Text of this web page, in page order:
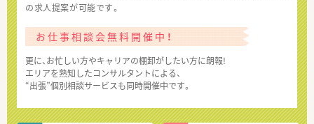
の求人提案が可能です。
お仕事相談会無料開催中！
更に、お忙しい方やキャリアの棚卸がしたい方に朗報!
エリアを熟知したコンサルタントによる、
“出張”個別相談サービスも同時開催中です。